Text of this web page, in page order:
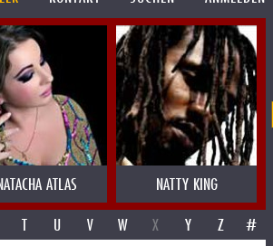
ATLAS NATTY KING
T U V W X Y Z #